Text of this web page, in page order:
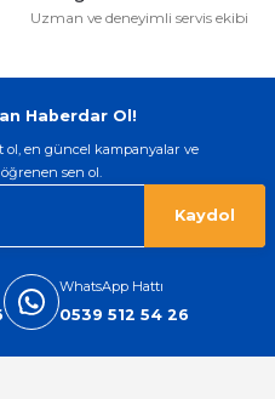
Uzman ve deneyimli servis ekibi
Haberdar Ol!
ol, en güncel kampanyalar ve
sen ol.
Kaydol
WhatsApp Hattı
0539 512 54 26